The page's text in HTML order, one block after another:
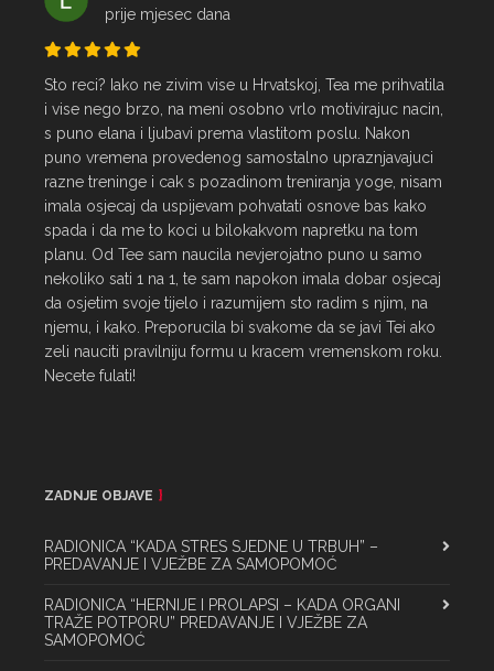
prije mjesec dana
Sto reci? Iako ne zivim vise u Hrvatskoj, Tea me prihvatila
i vise nego brzo, na meni osobno vrlo motivirajuc nacin,
s puno elana i ljubavi prema vlastitom poslu. Nakon
puno vremena provedenog samostalno upraznjavajuci
razne treninge i cak s pozadinom treniranja yoge, nisam
imala osjecaj da uspijevam pohvatati osnove bas kako
spada i da me to koci u bilokakvom napretku na tom
planu. Od Tee sam naucila nevjerojatno puno u samo
nekoliko sati 1 na 1, te sam napokon imala dobar osjecaj
da osjetim svoje tijelo i razumijem sto radim s njim, na
njemu, i kako. Preporucila bi svakome da se javi Tei ako
zeli nauciti pravilniju formu u kracem vremenskom roku.
Necete fulati!
ZADNJE OBJAVE
RADIONICA “KADA STRES SJEDNE U TRBUH” –
PREDAVANJE I VJEŽBE ZA SAMOPOMOĆ
RADIONICA “HERNIJE I PROLAPSI – KADA ORGANI
TRAŽE POTPORU” PREDAVANJE I VJEŽBE ZA
SAMOPOMOĆ